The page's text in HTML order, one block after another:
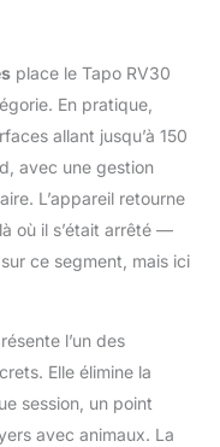
modèle et la
place le Tapo RV30
En pratique,
allant jusqu’à 150
avec une gestion
L’appareil retourne
où il s’était arrêté —
ce segment, mais ici
l’un des
Elle élimine la
session, un point
avec animaux. La